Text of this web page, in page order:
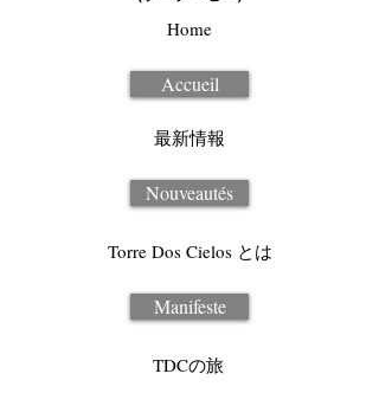
Home
Accueil
最新情報
Nouveautés
Torre Dos Cielos とは
Manifeste
TDCの旅